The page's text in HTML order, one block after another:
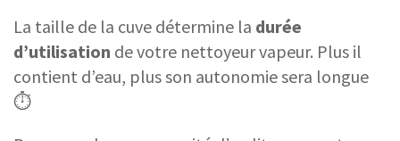
La taille de la cuve détermine la durée
d’utilisation de votre nettoyeur vapeur. Plus il
contient d’eau, plus son autonomie sera longue
⏱️